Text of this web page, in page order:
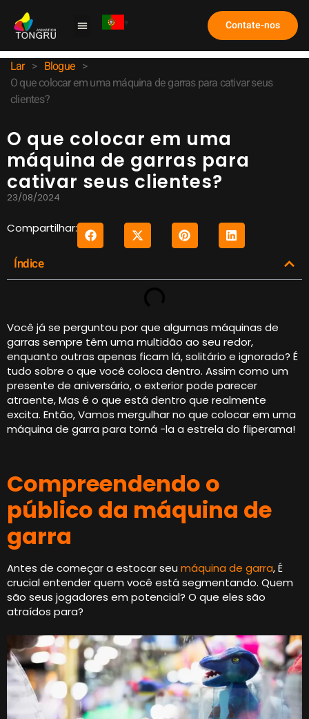
Contate-nos
Lar > Blogue >
O que colocar em uma máquina de garras para cativar seus
clientes?
O que colocar em uma
máquina de garras para
cativar seus clientes?
23/08/2024
Compartilhar:
Índice
Você já se perguntou por que algumas máquinas de
garras sempre têm uma multidão ao seu redor,
enquanto outras apenas ficam lá, solitário e ignorado? É
tudo sobre o que você coloca dentro. Assim como um
presente de aniversário, o exterior pode parecer
atraente, Mas é o que está dentro que realmente
excita. Então, Vamos mergulhar no que colocar em uma
máquina de garra para torná -la a estrela do fliperama!
Compreendendo o
público da máquina de
garra
Antes de começar a estocar seu máquina de garra, É
crucial entender quem você está segmentando. Quem
são seus jogadores em potencial? O que eles são
atraídos para?